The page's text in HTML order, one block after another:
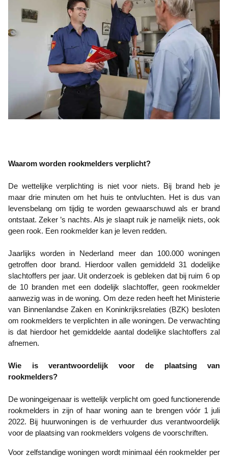
Waarom worden rookmelders verplicht?
De wettelijke verplichting is niet voor niets. Bij brand heb je
maar drie minuten om het huis te ontvluchten. Het is dus van
levensbelang om tijdig te worden gewaarschuwd als er brand
ontstaat. Zeker ’s nachts. Als je slaapt ruik je namelijk niets, ook
geen rook. Een rookmelder kan je leven redden.
Jaarlijks worden in Nederland meer dan 100.000 woningen
getroffen door brand. Hierdoor vallen gemiddeld 31 dodelijke
slachtoffers per jaar. Uit onderzoek is gebleken dat bij ruim 6 op
de 10 branden met een dodelijk slachtoffer, geen rookmelder
aanwezig was in de woning. Om deze reden heeft het Ministerie
van Binnenlandse Zaken en Koninkrijksrelaties (BZK) besloten
om rookmelders te verplichten in alle woningen. De verwachting
is dat hierdoor het gemiddelde aantal dodelijke slachtoffers zal
afnemen.
Wie is verantwoordelijk voor de plaatsing van
rookmelders?
De woningeigenaar is wettelijk verplicht om goed functionerende
rookmelders in zijn of haar woning aan te brengen vóór 1 juli
2022. Bij huurwoningen is de verhuurder dus verantwoordelijk
voor de plaatsing van rookmelders volgens de voorschriften.
Voor zelfstandige woningen wordt minimaal één rookmelder per